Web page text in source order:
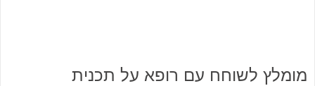
מומלץ לשוחח עם רופא על תכנית